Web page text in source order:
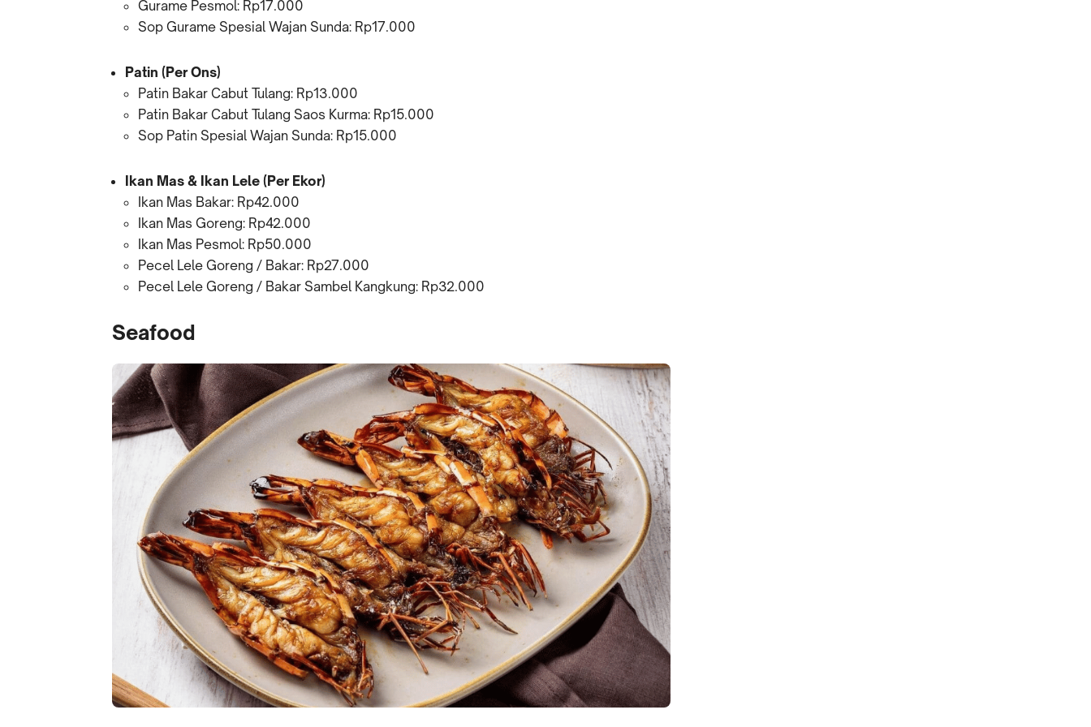
Gurame Pesmol: Rp17.000
Sop Gurame Spesial Wajan Sunda: Rp17.000
Patin (Per Ons)
Patin Bakar Cabut Tulang: Rp13.000
Patin Bakar Cabut Tulang Saos Kurma: Rp15.000
Sop Patin Spesial Wajan Sunda: Rp15.000
Ikan Mas & Ikan Lele (Per Ekor)
Ikan Mas Bakar: Rp42.000
Ikan Mas Goreng: Rp42.000
Ikan Mas Pesmol: Rp50.000
Pecel Lele Goreng / Bakar: Rp27.000
Pecel Lele Goreng / Bakar Sambel Kangkung: Rp32.000
Seafood